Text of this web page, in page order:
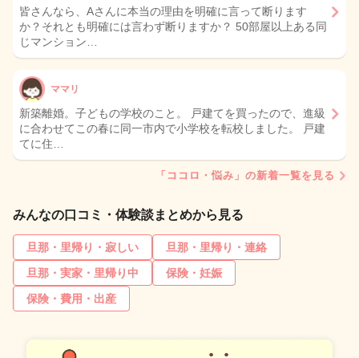
皆さんなら、Aさんに本当の理由を明確に言って断ります
か？それとも明確には言わず断りますか？ 50部屋以上ある同
じマンション…
ママリ
新築離婚。子どもの学校のこと。 戸建てを買ったので、進級
に合わせてこの春に同一市内で小学校を転校しました。 戸建
てに住…
「ココロ・悩み」の新着一覧を見る
みんなの口コミ・体験談まとめから見る
旦那・里帰り・寂しい
旦那・里帰り・連絡
旦那・実家・里帰り中
保険・妊娠
保険・費用・出産